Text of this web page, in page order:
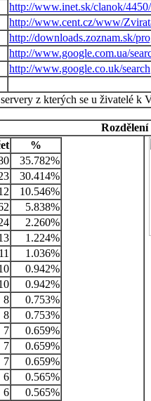
http://www.inet.sk/clanok/
http://www.cent.cz/www/
http://downloads.zoznam.sk/
http://www.google.com.ua/
http://www.google.co.uk/search
z kterých se u živatelé k
%
35.782%
30.414%
10.546%
5.838%
2.260%
1.224%
11
1.036%
0.942%
0.942%
8
0.753%
8
0.753%
7
0.659%
7
0.659%
7
0.659%
6
0.565%
6
0.565%